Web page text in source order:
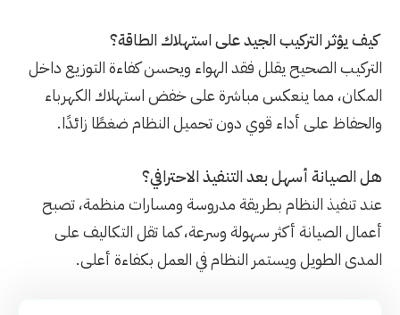
كيف يؤثر التركيب الجيد على استهلاك الطاقة؟
التركيب الصحيح يقلل فقد الهواء ويحسن كفاءة التوزيع داخل
المكان، مما ينعكس مباشرة على خفض استهلاك الكهرباء
والحفاظ على أداء قوي دون تحميل النظام ضغطًا زائدًا.
هل الصيانة أسهل بعد التنفيذ الاحترافي؟
عند تنفيذ النظام بطريقة مدروسة ومسارات منظمة، تصبح
أعمال الصيانة أكثر سهولة وسرعة، كما تقل التكاليف على
المدى الطويل ويستمر النظام في العمل بكفاءة أعلى.